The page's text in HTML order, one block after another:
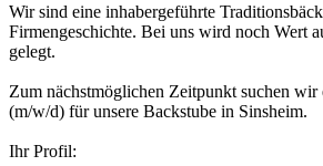
Wir sind eine inhabergeführte
Firmengeschichte. Bei uns wird noch Wert
gelegt.
Zum nächstmöglichen Zeitpunkt suchen
(m/w/d) für unsere Backstube in Sinsheim.
Ihr Profil: